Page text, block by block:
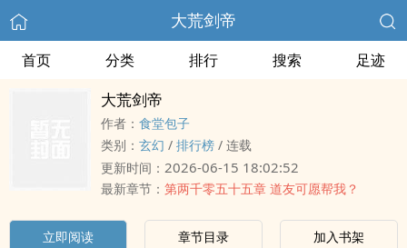
大荒剑帝
首页 分类 排行 搜索 足迹
大荒剑帝
作者： 食堂包子
类别： 玄幻 / 排行榜 / 连载
更新时间： 2026-06-15 18:02:52
最新章节： 第两千零五十五章 道友可愿帮我？
立即阅读 章节目录 加入书架